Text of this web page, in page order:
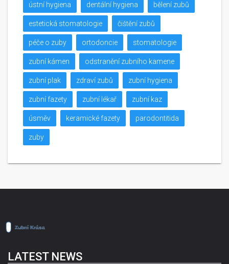
ústní hygiena dentální hygiena bělení zubů
estetická stomatologie čištění zubů
péče o zuby ortodoncie stomatologie
zubní kámen odstranění zubního kamene
zubní plak zdraví zubů zubní hygiena
zubní fazety zubní lékař zubní kaz
úsměv keramické fazety parodontitida
zuby
LATEST NEWS